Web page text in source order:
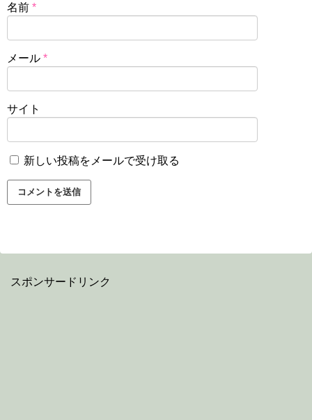
名前 *
メール *
サイト
新しい投稿をメールで受け取る
スポンサードリンク